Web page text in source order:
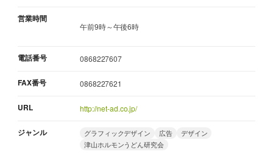
営業時間
午前9時～午後6時
電話番号 0868227607
FAX番号 0868227621
URL http://net-ad.co.jp/
ジャンル グラフィックデザイン 広告
デザイン
津山ホルモンうどん研究会